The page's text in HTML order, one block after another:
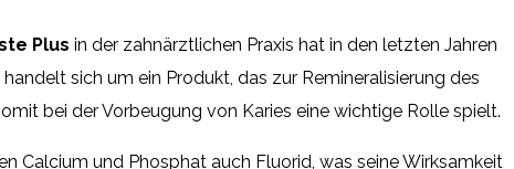
Plus in der zahnärztlichen Praxis hat in den letzten Jahren
sich um ein Produkt, das zur Remineralisierung des
bei der Vorbeugung von Karies eine wichtige Rolle spielt.
Calcium und Phosphat auch Fluorid, was seine Wirksamkeit